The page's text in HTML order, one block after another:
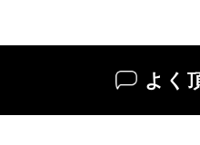
よく